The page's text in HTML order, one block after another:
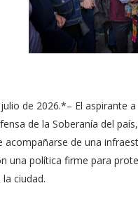
de 2026.*– El aspirante
de la Soberanía del
de una
una política firme para
ciudad.